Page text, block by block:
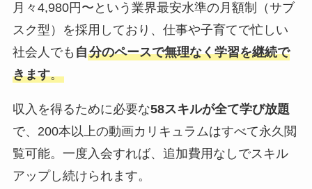
月々4,980円〜という業界最安水準の月額制（サブ
スク型）を採用しており、仕事や子育てで忙しい
社会人でも 自分のペースで無理なく学習を継続で
きます。
収入を得るために必要な58スキルが全て学び放題
で、200本以上の動画カリキュラムはすべて永久閲
覧可能。一度入会すれば、追加費用なしでスキル
アップし続けられます。